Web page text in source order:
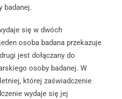
badanej.
się w dwóch
osoba badana przekazuje
jest dołączany do
osoby badanej. W
której zaświadczenie
wydaje się jej